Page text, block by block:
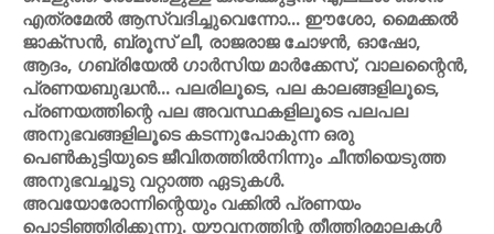
എത്രമേല്‍ ആസ്വദിച്ചുവെന്നോ... ഈശോ, മൈക്കല്‍
ജാക്‌സന്‍, ബ്രൂസ് ലീ, രാജരാജ ചോഴന്‍, ഓഷോ,
ആദം, ഗബ്രിയേല്‍ ഗാര്‍സിയ മാര്‍ക്കേസ്, വാലന്റൈന്‍,
പ്രണയബുദ്ധന്‍... പലരിലൂടെ, പല കാലങ്ങളിലൂടെ,
പ്രണയത്തിന്റെ പല അവസ്ഥകളിലൂടെ പലപല
അനുഭവങ്ങളിലൂടെ കടന്നുപോകുന്ന ഒരു
പെണ്‍കുട്ടിയുടെ ജീവിതത്തില്‍നിന്നും ചീന്തിയെടുത്ത
അനുഭവച്ചൂടു വറ്റാത്ത ഏടുകള്‍.
അവയോരോന്നിന്റെയും വക്കില്‍ പ്രണയം
പൊടിഞ്ഞിരിക്കുന്നു. യൗവനത്തിന്റ തീത്തിരമാലകള്‍